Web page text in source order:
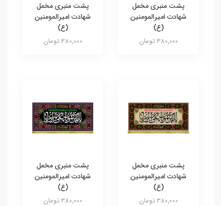
پشت منبری مخمل
شهادت امیرالمومنین
(ع)
380,000 تومان
پشت منبری مخمل
شهادت امیرالمومنین
(ع)
380,000 تومان
پشت منبری مخمل
شهادت امیرالمومنین
(ع)
380,000 تومان
پشت منبری مخمل
شهادت امیرالمومنین
(ع)
380,000 تومان